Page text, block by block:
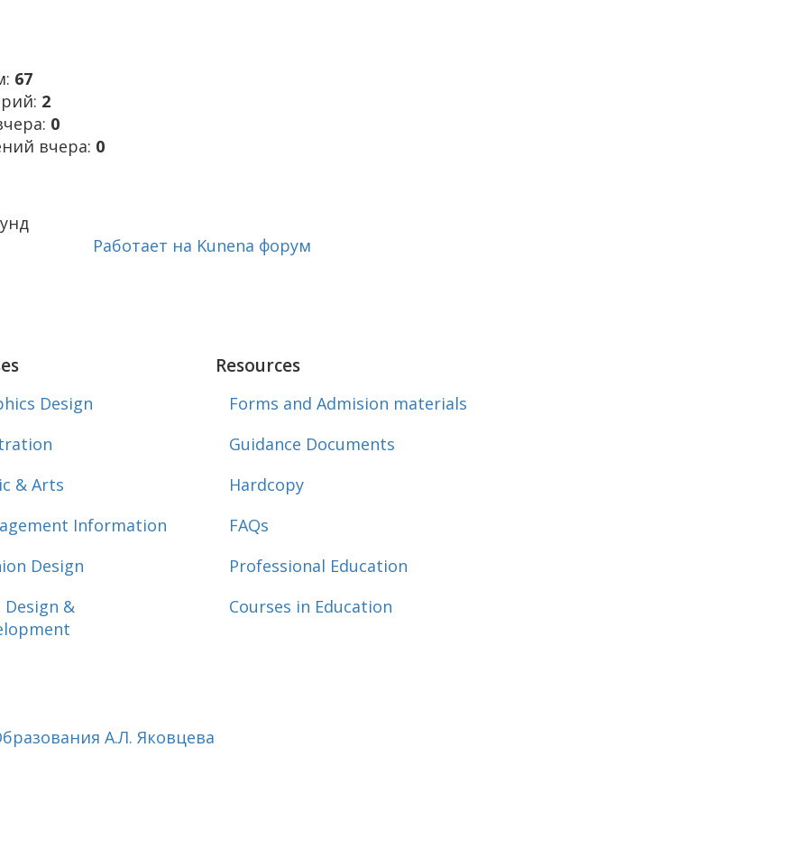
67
2
0
вчера: 0
Работает на Kunena форум
Design
& Arts
Information
Design
Design &
Resources
Forms and Admision materials
Guidance Documents
Hardcopy
FAQs
Professional Education
Courses in Education
А.Л. Яковцева